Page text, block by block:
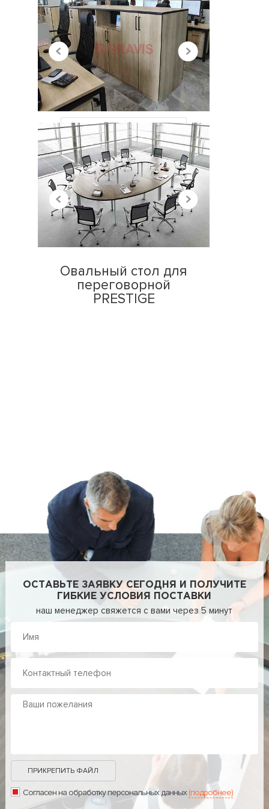
Все работы
НЕДАВНО
ПРОСМОТРЕННЫЕ
Овальный стол для
переговорной
PRESTIGE
ОСТАВЬТЕ ЗАЯВКУ СЕГОДНЯ И ПОЛУЧИТЕ
ГИБКИЕ УСЛОВИЯ ПОСТАВКИ
наш менеджер свяжется с вами через 5 минут
ПРИКРЕПИТЬ ФАЙЛ
Согласен на обработку персональных данных(подробнее)